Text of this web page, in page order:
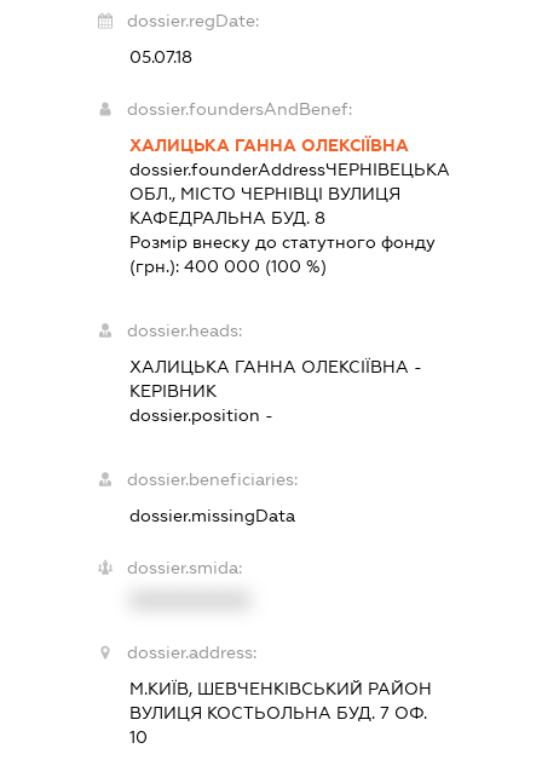
dossier.regDate:
05.07.18
dossier.foundersAndBenef:
ХАЛИЦЬКА ГАННА ОЛЕКСІЇВНА
dossier.founderAddressЧЕРНІВЕЦЬКА
ОБЛ., МІСТО ЧЕРНІВЦІ ВУЛИЦЯ
КАФЕДРАЛЬНА БУД. 8
Розмір внеску до статутного фонду
(грн.): 400 000 (100 %)
dossier.heads:
ХАЛИЦЬКА ГАННА ОЛЕКСІЇВНА -
КЕРІВНИК
dossier.position -
dossier.beneficiaries:
dossier.missingData
dossier.smida:
dossier.address:
М.КИЇВ, ШЕВЧЕНКІВСЬКИЙ РАЙОН
ВУЛИЦЯ КОСТЬОЛЬНА БУД. 7 ОФ.
10